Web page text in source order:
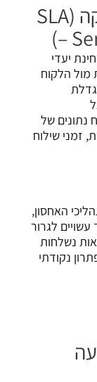
ניתוח עמידה ביעדי אספקה (SLA
–
יעדי
מול הלקוח
נתונים של
זמני שילוח
האחסון,
עשויים לגרור
נשלחות
נקודתי